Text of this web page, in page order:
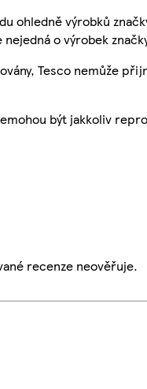
ohledně výrobků
o výrobek
Tesco nemůže
být jakkoliv
recenze neověřuje.